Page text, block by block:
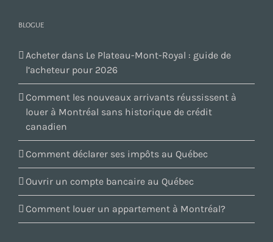
BLOGUE
Acheter dans Le Plateau-Mont-Royal : guide de
l’acheteur pour 2026
Comment les nouveaux arrivants réussissent à
louer à Montréal sans historique de crédit
canadien
Comment déclarer ses impôts au Québec
Ouvrir un compte bancaire au Québec
Comment louer un appartement à Montréal?